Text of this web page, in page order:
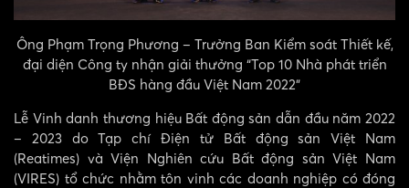
Ông Phạm Trọng Phương – Trưởng Ban Kiểm soát Thiết kế,
đại diện Công ty nhận giải thưởng “Top 10 Nhà phát triển
BĐS hàng đầu Việt Nam 2022”
Lễ Vinh danh thương hiệu Bất động sản dẫn đầu năm 2022
– 2023 do Tạp chí Điện tử Bất động sản Việt Nam
(Reatimes) và Viện Nghiên cứu Bất động sản Việt Nam
(VIRES) tổ chức nhằm tôn vinh các doanh nghiệp có đóng